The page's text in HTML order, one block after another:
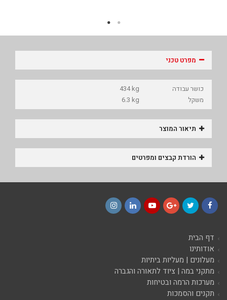
מפרט טכני
כושר עבודה
434 kg
משקל
6.3 kg
תיאור המוצר
הורדת קבצים ומפרטים
דף הבית
אודותינו
מעלונים | מעליות ביתיות
מתקני במה | ציוד לתאורה והגברה
מערכות הרמה ובטיחות
תקנים והסמכות